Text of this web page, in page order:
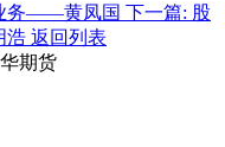
务——黄凤国 下一篇: 股
浩 返回列表
期货